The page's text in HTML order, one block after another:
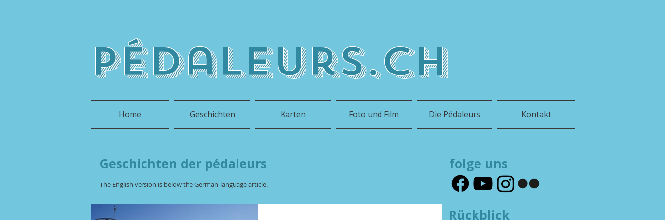
pédaleurs.ch
Home Geschichten Karten Foto und Film Die Pédaleurs Kontakt
Geschichten der pédaleurs
The English version is below the German-language article.
folge uns
Rückblick